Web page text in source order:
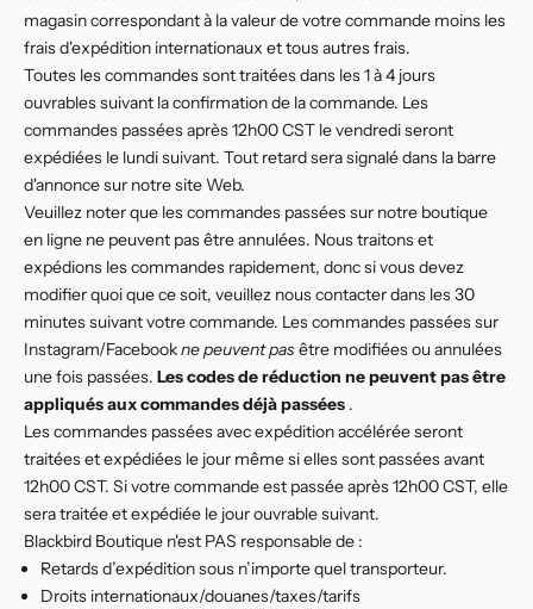
magasin correspondant à la valeur de votre commande moins les
frais d'expédition internationaux et tous autres frais.
Toutes les commandes sont traitées dans les 1 à 4 jours
ouvrables suivant la confirmation de la commande. Les
commandes passées après 12h00 CST le vendredi seront
expédiées le lundi suivant. Tout retard sera signalé dans la barre
d'annonce sur notre site Web.
Veuillez noter que les commandes passées sur notre boutique
en ligne ne peuvent pas être annulées. Nous traitons et
expédions les commandes rapidement, donc si vous devez
modifier quoi que ce soit, veuillez nous contacter dans les 30
minutes suivant votre commande. Les commandes passées sur
Instagram/Facebookne peuvent pasêtre modifiées ou annulées
une fois passées. Les codes de réduction ne peuvent pas être
appliqués aux commandes déjà passées .
Les commandes passées avec expédition accélérée seront
traitées et expédiées le jour même si elles sont passées avant
12h00 CST. Si votre commande est passée après 12h00 CST, elle
sera traitée et expédiée le jour ouvrable suivant.
Blackbird Boutique n'est PAS responsable de :
Retards d’expédition sous n’importe quel transporteur.
Droits internationaux/douanes/taxes/tarifs